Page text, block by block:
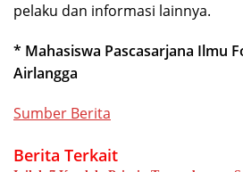
pelaku dan informasi lainnya.
* Mahasiswa Pascasarjana Ilmu
Airlangga
Sumber Berita
Berita Terkait